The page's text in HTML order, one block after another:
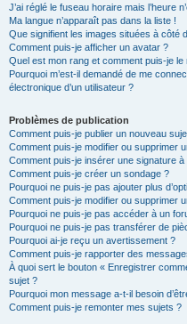
J’ai réglé le fuseau horaire mais l’heure
Ma langue n’apparaît pas dans la liste !
Que signifient les images situées à côté
Comment puis-je afficher un avatar ?
Quel est mon rang et comment puis-je le
Pourquoi m’est-il demandé de me
électronique d’un utilisateur ?
Problèmes de publication
Comment puis-je publier un nouveau
Comment puis-je modifier ou supprimer
Comment puis-je insérer une signature
Comment puis-je créer un sondage ?
Pourquoi ne puis-je pas ajouter plus
Comment puis-je modifier ou supprimer
Pourquoi ne puis-je pas accéder à un
Pourquoi ne puis-je pas transférer de
Pourquoi ai-je reçu un avertissement ?
Comment puis-je rapporter des
À quoi sert le bouton « Enregistrer
sujet ?
Pourquoi mon message a-t-il besoin
Comment puis-je remonter mes sujets ?